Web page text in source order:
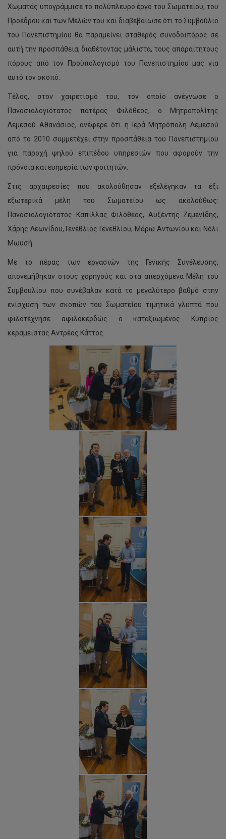
Χωματάς υπογράμμισε το πολύπλευρο έργο του Σωματείου, του
Προέδρου και των Μελών του και διαβεβαίωσε ότι το Συμβούλιο
του Πανεπιστημίου θα παραμείνει σταθερός συνοδοιπόρος σε
αυτή την προσπάθεια, διαθέτοντας μάλιστα, τους απαραίτητους
πόρους από τον Προϋπολογισμό του Πανεπιστημίου μας για
αυτό τον σκοπό.
Τέλος, στον χαιρετισμό του, τον οποίο ανέγνωσε ο
Πανοσιολογιότατος πατέρας Φιλόθεος, ο Μητροπολίτης
Λεμεσού Αθανάσιος, ανέφερε ότι η Ιερά Μητρόπολη Λεμεσού
από το 2010 συμμετέχει στην προσπάθεια του Πανεπιστημίου
για παροχή ψηλού επιπέδου υπηρεσιών που αφορούν την
πρόνοια και ευημερία των φοιτητών.
Στις αρχαιρεσίες που ακολούθησαν εξελέγηκαν τα έξι
εξωτερικά μέλη του Σωματείου ως ακολούθως:
Πανοσιολογιότατος Καπίλλας Φιλόθεος, Αυξέντης Ζεμενίδης,
Χάρης Λεωνίδου, Γενέθλιος Γενεθλίου, Μάρω Αντωνίου και Νόλι
Μωυσή.
Με το πέρας των εργασιών της Γενικής Συνέλευσης,
απονεμήθηκαν στους χορηγούς και στα απερχόμενα Μέλη του
Συμβουλίου που συνέβαλαν κατά το μεγαλύτερο βαθμό στην
ενίσχυση των σκοπών του Σωματείου τιμητικά γλυπτά που
φιλοτέχνησε αφιλοκερδώς ο καταξιωμένος Κύπριος
κεραμείστας Αντρέας Κάττος.